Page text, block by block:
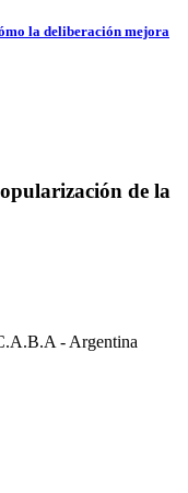
la deliberación mejora
de la
- Argentina